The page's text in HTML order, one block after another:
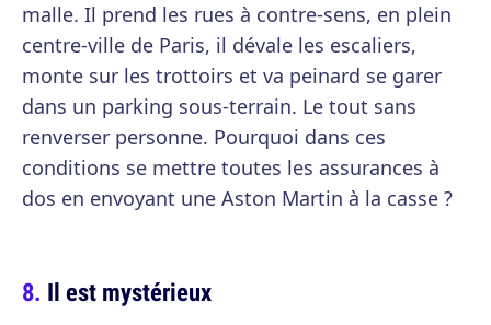
malle. Il prend les rues à contre-sens, en plein
centre-ville de Paris, il dévale les escaliers,
monte sur les trottoirs et va peinard se garer
dans un parking sous-terrain. Le tout sans
renverser personne. Pourquoi dans ces
conditions se mettre toutes les assurances à
dos en envoyant une Aston Martin à la casse ?
Il est mystérieux